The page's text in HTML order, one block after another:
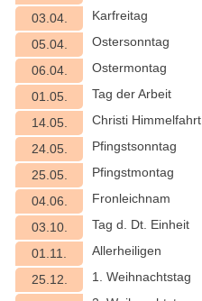
03.04.
Karfreitag
05.04.
Ostersonntag
06.04.
Ostermontag
01.05.
Tag der Arbeit
14.05.
Christi Himmelfahrt
24.05.
Pfingstsonntag
25.05.
Pfingstmontag
04.06.
Fronleichnam
03.10.
Tag d. Dt. Einheit
01.11.
Allerheiligen
25.12.
1. Weihnachtstag